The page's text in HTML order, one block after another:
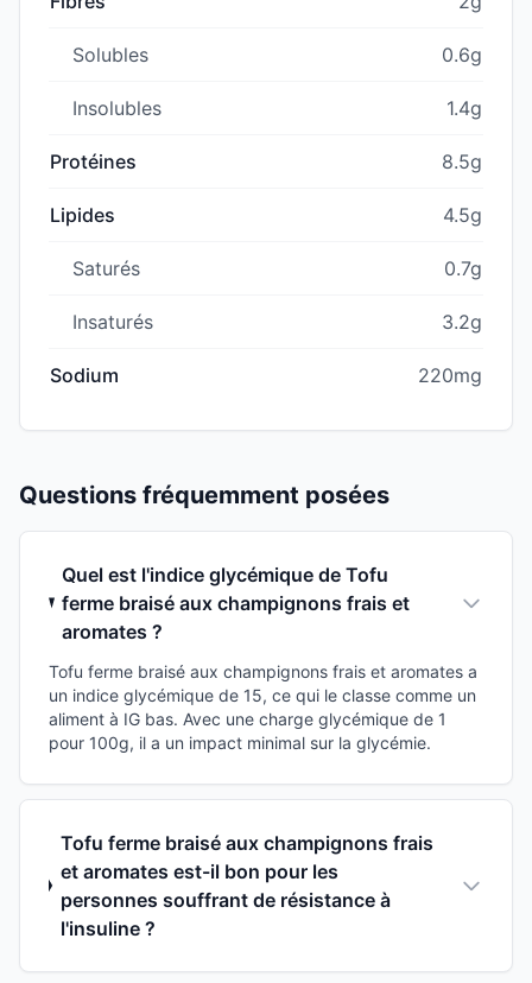
Solubles 0.6g
Insolubles 1.4g
Protéines 8.5g
Lipides 4.5g
Saturés 0.7g
Insaturés 3.2g
Sodium 220mg
Questions fréquemment posées
Quel est l'indice glycémique de Tofu
ferme braisé aux champignons frais et
aromates ?
Tofu ferme braisé aux champignons frais et aromates a
un indice glycémique de 15, ce qui le classe comme un
aliment à IG bas. Avec une charge glycémique de 1
pour 100g, il a un impact minimal sur la glycémie.
Tofu ferme braisé aux champignons frais
et aromates est-il bon pour les
personnes souffrant de résistance à
l'insuline ?